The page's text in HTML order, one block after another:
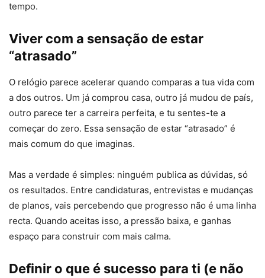
tempo.
Viver com a sensação de estar
“atrasado”
O relógio parece acelerar quando comparas a tua vida com
a dos outros. Um já comprou casa, outro já mudou de país,
outro parece ter a carreira perfeita, e tu sentes-te a
começar do zero. Essa sensação de estar “atrasado” é
mais comum do que imaginas.
Mas a verdade é simples: ninguém publica as dúvidas, só
os resultados. Entre candidaturas, entrevistas e mudanças
de planos, vais percebendo que progresso não é uma linha
recta. Quando aceitas isso, a pressão baixa, e ganhas
espaço para construir com mais calma.
Definir o que é sucesso para ti (e não